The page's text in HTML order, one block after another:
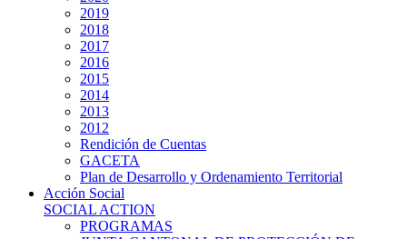
2019
2018
2017
2016
2015
2014
2013
2012
Rendición de Cuentas
GACETA
Plan de Desarrollo y Ordenamiento Territorial
Acción Social
SOCIAL ACTION
PROGRAMAS